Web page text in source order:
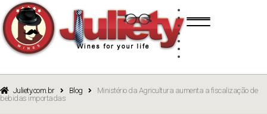
navigation
content
BRANCO
ROSÉ
Juliety.com.br Blog
Ministério da Agricultura aumenta a fiscalização de
bebidas importadas